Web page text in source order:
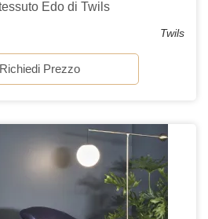
Edo di Twils
Twils
Richiedi Prezzo